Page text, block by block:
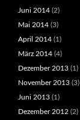
Juni 2014 (2)
Mai 2014 (3)
April 2014 (1)
März 2014 (4)
Dezember 2013 (1)
November 2013 (3)
Juni 2013 (1)
Dezember 2012 (2)